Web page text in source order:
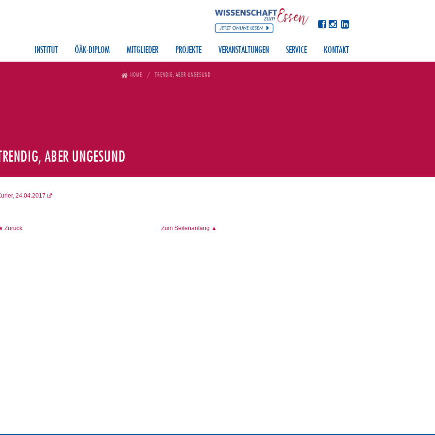
INSTITUT ÖÄK-DIPLOM MITGLIEDER PROJEKTE VERANSTALTUNGEN SERVICE KONTAKT
HOME TRENDIG, ABER UNGESUND
ABER UNGESUND
24.04.2017
Zurück Zum Seitenanfang ▲